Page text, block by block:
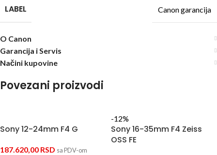
LABEL Canon garancija
O Canon
Garancija i Servis
Načini kupovine
Povezani proizvodi
Sony 12-24mm F4 G
187.620,00 RSD sa PDV-om
-12%
Sony 16-35mm F4 Zeiss
OSS FE